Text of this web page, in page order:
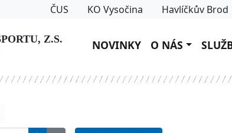
ČUS KO Vysočina Havlíčkův Brod
Z.S. NOVINKY O NÁS